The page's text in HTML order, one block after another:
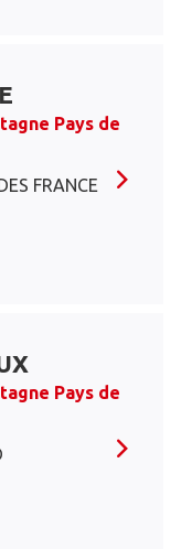
Pays de
FRANCE
Pays de